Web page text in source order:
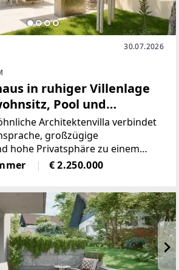
30.07.2026
in ruhiger Villenlage
Pool und
Raumwirkung
Architektenvilla verbindet
großzügige
hohe Privatsphäre zu einem
im Salzburger Zentralraum nur
die Anfahrt vermittelt
€ 2.250.000